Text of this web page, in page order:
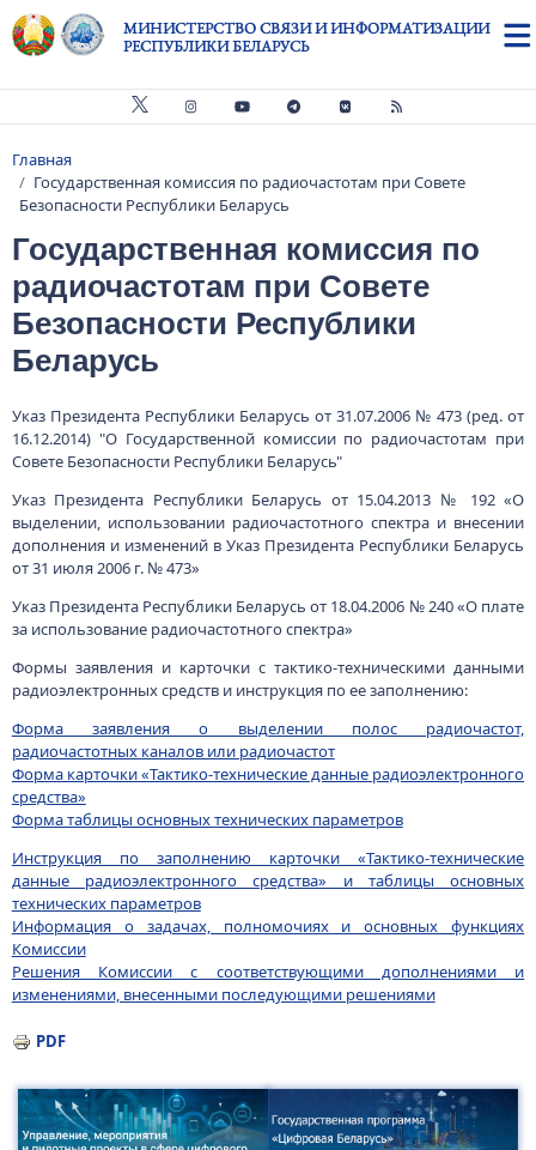
Перейти к основному содержанию
МИНИСТЕРСТВО СВЯЗИ И ИНФОРМАТИЗАЦИИ
РЕСПУБЛИКИ БЕЛАРУСЬ
Строка навигации
Главная
Государственная комиссия по радиочастотам при Совете
Безопасности Республики Беларусь
Государственная комиссия по
радиочастотам при Совете
Безопасности Республики
Беларусь
Указ Президента Республики Беларусь от 31.07.2006 № 473 (ред. от
16.12.2014) "О Государственной комиссии по радиочастотам при
Совете Безопасности Республики Беларусь"
Указ Президента Республики Беларусь от 15.04.2013 № 192 «О
выделении, использовании радиочастотного спектра и внесении
дополнения и изменений в Указ Президента Республики Беларусь
от 31 июля 2006 г. № 473»
Указ Президента Республики Беларусь от 18.04.2006 № 240 «О плате
за использование радиочастотного спектра»
Формы заявления и карточки с тактико-техническими данными
радиоэлектронных средств и инструкция по ее заполнению:
Форма заявления о выделении полос радиочастот,
радиочастотных каналов или радиочастот
Форма карточки «Тактико-технические данные радиоэлектронного
средства»
Форма таблицы основных технических параметров
Инструкция по заполнению карточки «Тактико-технические
данные радиоэлектронного средства» и таблицы основных
технических параметров
Информация о задачах, полномочиях и основных функциях
Комиссии
Решения Комиссии с соответствующими дополнениями и
изменениями, внесенными последующими решениями
PDF